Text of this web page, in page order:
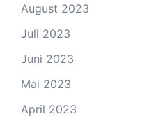
August 2023
Juli 2023
Juni 2023
Mai 2023
April 2023